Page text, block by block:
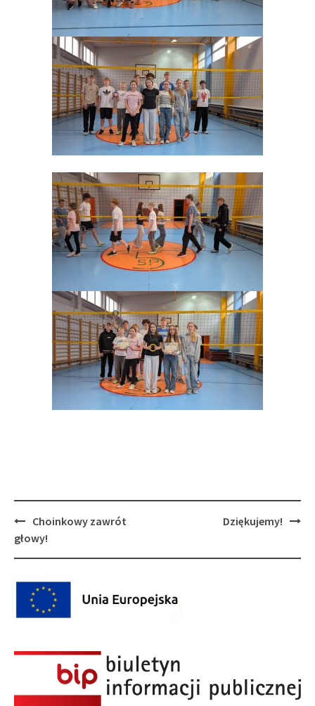
Post
navigation
Choinkowy zawrót
głowy!
Dziękujemy!